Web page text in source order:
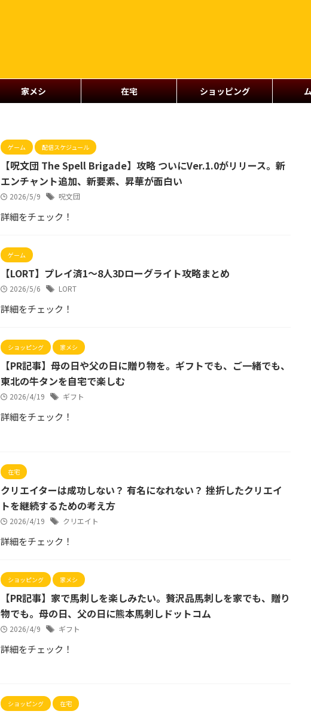
家メシ 在宅 ショッピング
ゲーム 配信スケジュール
【呪文団 The Spell Brigade】攻略 ついにVer.1.0がリリース。新
エンチャント追加、新要素、昇華が面白い
2026/5/9 呪文団
詳細をチェック！
ゲーム
【LORT】プレイ済1～8人3Dローグライト攻略まとめ
2026/5/6 LORT
詳細をチェック！
ショッピング 家メシ
【PR記事】母の日や父の日に贈り物を。ギフトでも、ご一緒でも、
東北の牛タンを自宅で楽しむ
2026/4/19 ギフト
詳細をチェック！
在宅
クリエイターは成功しない？ 有名になれない？ 挫折したクリエイ
トを継続するための考え方
2026/4/19 クリエイト
詳細をチェック！
ショッピング 家メシ
【PR記事】家で馬刺しを楽しみたい。贅沢品馬刺しを家でも、贈り
物でも。母の日、父の日に熊本馬刺しドットコム
2026/4/9 ギフト
詳細をチェック！
ショッピング 在宅